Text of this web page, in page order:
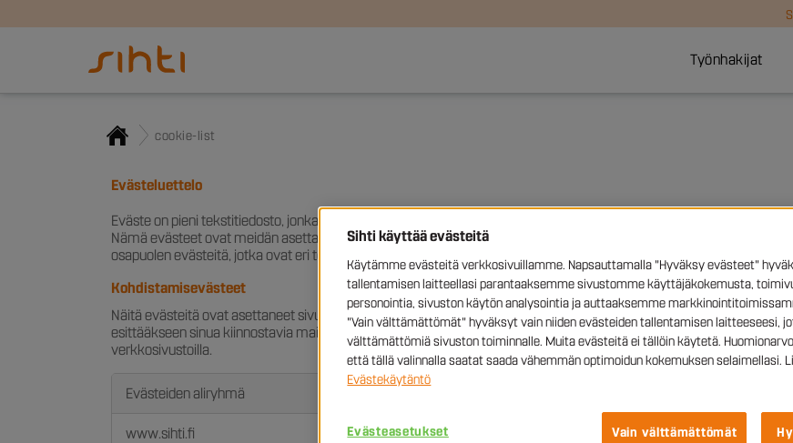
Työnhakijat
cookie-list
Evästeluettelo
Eväste on pieni tekstitiedosto, jonka verkkosivusto pyytää selaintasi tallentamaan laitteeseen, jotta se muistaa
Nämä evästeet ovat meidän asettamiamme, ja niitä kutsutaan ensimmäisen osapuolen evästeiksi. Lisäksi
osapuolen evästeitä, jotka ovat eri toimialueelta kuin käyttämäsi verkkosivuston toimialue. Käytämme evästeitä ja
Kohdistamisevästeet
Näitä evästeitä ovat asettaneet sivustoomme mainontakumppanimme. Nämä yritykset voivat käyttää evästeitä
esittääkseen sinua kiinnostavia mainoksia toisilla sivustoilla. Evästeet tunnistavat selaimen ja laitteen. Jos et
verkkosivustoilla.
Evästeiden aliryhmä
www.sihti.fi _scid,Snoop_testi 1st Party
Sihti käyttää evästeitä
Käytämme evästeitä verkkosivuillamme. Napsauttamalla "Hyväksy evästeet"
tallentamisen laitteellasi parantaaksemme sivustomme käyttäjäkokemusta,
personointia, sivuston käytön analysointia ja auttaaksemme
"Vain välttämättömät" hyväksyt vain niiden evästeiden tallentamisen laitteeseesi,
välttämättömiä sivuston toiminnalle. Muita evästeitä ei tällöin käytetä.
että tällä valinnalla saatat saada vähemmän optimoidun kokemuksen selaimellasi.
Evästekäytäntö
Vain välttämättömät
Evästeasetukset